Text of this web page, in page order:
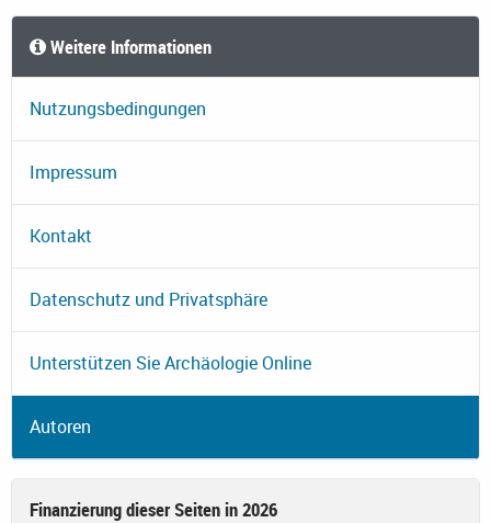
Weitere Informationen
Nutzungsbedingungen
Impressum
Kontakt
Datenschutz und Privatsphäre
Unterstützen Sie Archäologie Online
Autoren
Finanzierung dieser Seiten in 2026